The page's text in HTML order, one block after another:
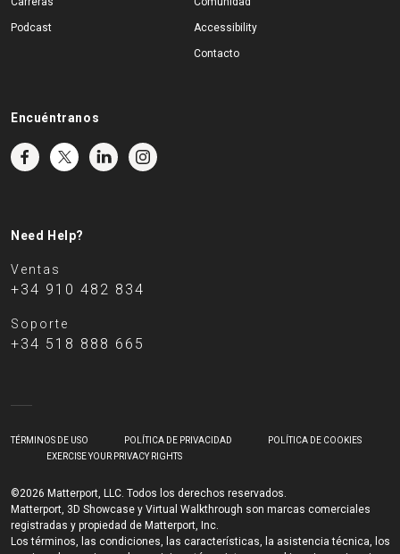
Podcast Accessibility
Contacto
Encuéntranos
Need Help?
Ventas
+34 910 482 834
Soporte
+34 518 888 665
©2026 Matterport, LLC. Todos los derechos reservados.
Matterport, 3D Showcase y Virtual Walkthrough son marcas comerciales
registradas y propiedad de Matterport, Inc.
Los términos, las condiciones, las características, la asistencia técnica, los
TÉRMINOS DE USO POLÍTICA DE PRIVACIDAD
POLÍTICA DE COOKIES
EXERCISE YOUR PRIVACY RIGHTS